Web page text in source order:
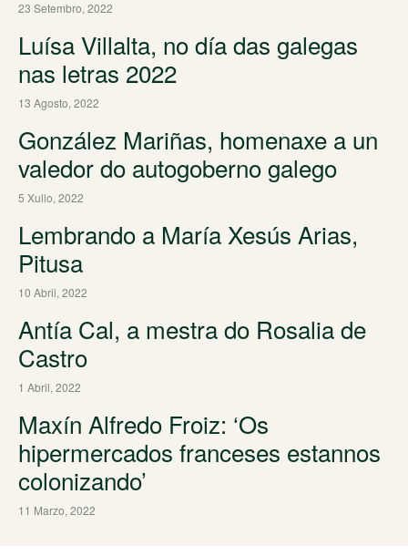
23 Setembro, 2022
Luísa Villalta, no día das galegas
nas letras 2022
13 Agosto, 2022
González Mariñas, homenaxe a un
valedor do autogoberno galego
5 Xullo, 2022
Lembrando a María Xesús Arias,
Pitusa
10 Abril, 2022
Antía Cal, a mestra do Rosalia de
Castro
1 Abril, 2022
Maxín Alfredo Froiz: ‘Os
hipermercados franceses estannos
colonizando’
11 Marzo, 2022